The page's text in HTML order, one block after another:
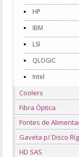
HP
IBM
LSI
QLOGIC
Intel
Coolers
Fibra Óptica
Fontes de
Gaveta p/ Disco
HD SAS